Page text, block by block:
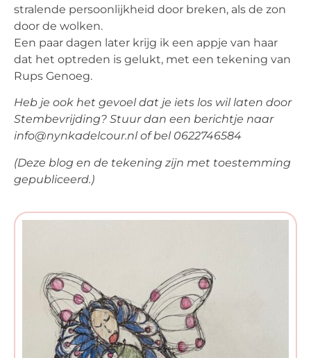
stralende persoonlijkheid door breken, als de zon
door de wolken.
Een paar dagen later krijg ik een appje van haar
dat het optreden is gelukt, met een tekening van
Rups Genoeg.
Heb je ook het gevoel dat je iets los wil laten door
Stembevrijding? Stuur dan een berichtje naar
info@nynkadelcour.nl of bel 0622746584
(Deze blog en de tekening zijn met toestemming
gepubliceerd.)